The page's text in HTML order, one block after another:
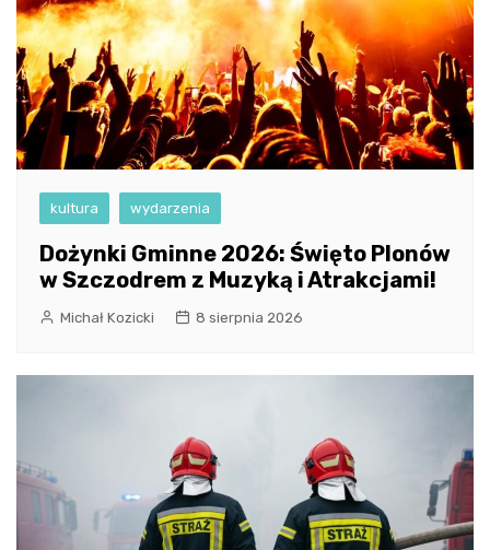
kultura wydarzenia
Dożynki Gminne 2026: Święto Plonów
w Szczodrem z Muzyką i Atrakcjami!
Michał Kozicki 8 sierpnia 2026